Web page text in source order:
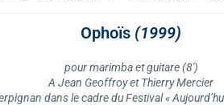
Ophoïs (1999)
pour marimba et guitare (8′)
A Jean Geoffroy et Thierry Mercier
dans le cadre du Festival «